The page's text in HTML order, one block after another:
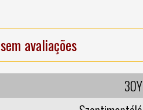
sem avaliações
30Y